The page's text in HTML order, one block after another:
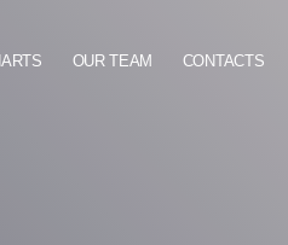
OUR TEAM CONTACTS